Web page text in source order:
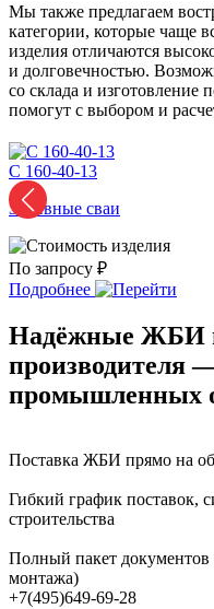
Мы также предлагаем
категории, которые чаще
изделия отличаются
и долговечностью.
со склада и изготовление
помогут с выбором и
С 160-40-13
Забивные сваи
По запросу ₽
Подробнее
Надёжные ЖБИ
производителя
промышленных
Поставка ЖБИ прямо на
Гибкий график поставок,
строительства
Полный пакет документов
монтажа)
+7(495)649-69-28